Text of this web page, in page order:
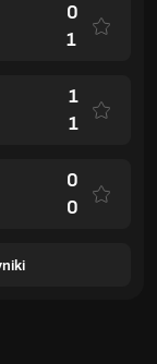
0
1
1
1
0
0